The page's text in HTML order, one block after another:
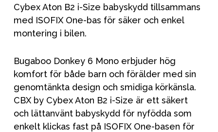
Cybex Aton B2 i-Size babyskydd tillsammans
med ISOFIX One-bas för säker och enkel
montering i bilen.
Bugaboo Donkey 6 Mono erbjuder hög
komfort för både barn och förälder med sin
genomtänkta design och smidiga körkänsla.
CBX by Cybex Aton B2 i-Size är ett säkert
och lättanvänt babyskydd för nyfödda som
enkelt klickas fast på ISOFIX One-basen för